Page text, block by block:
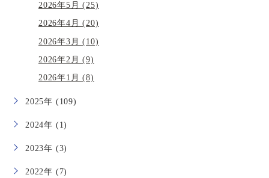
2026年5月 (25)
2026年4月 (20)
2026年3月 (10)
2026年2月 (9)
2026年1月 (8)
2025年 (109)
2024年 (1)
2023年 (3)
2022年 (7)